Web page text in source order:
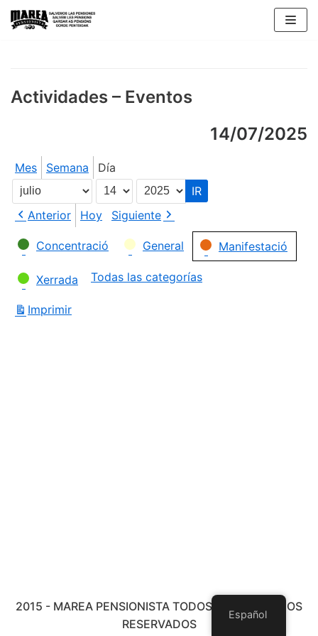
Saltar
Actividades – Eventos
14/07/2025
Mes Semana Día
Mes
Día
Año
Anterior
Hoy
Siguiente
Categorías
Concentració General Manifestació
Xerrada Todas las categorías
Imprimir
2015 - MAREA PENSIONISTA TODOS LOS DERECHOS
RESERVADOS
Español